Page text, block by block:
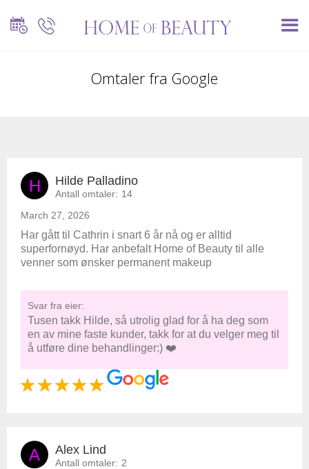
Omtaler fra Google
H Hilde Palladino
Antall omtaler: 14
March 27, 2026
Har gått til Cathrin i snart 6 år nå og er alltid
superfornøyd. Har anbefalt Home of Beauty til alle
venner som ønsker permanent makeup
Svar fra eier:
Tusen takk Hilde, så utrolig glad for å ha deg som
en av mine faste kunder, takk for at du velger meg til
å utføre dine behandlinger:) ❤️
A Alex Lind
Antall omtaler: 2